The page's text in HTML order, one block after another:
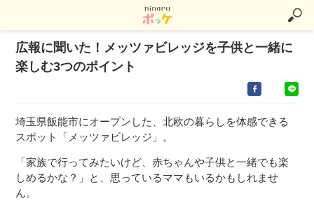
広報に聞いた！メッツァビレッジを子供と一緒に
楽しむ3つのポイント
埼玉県飯能市にオープンした、北欧の暮らしを体感できる
スポット「メッツァビレッジ」。
「家族で行ってみたいけど、赤ちゃんや子供と一緒でも楽
しめるかな？」と、思っているママもいるかもしれませ
ん。